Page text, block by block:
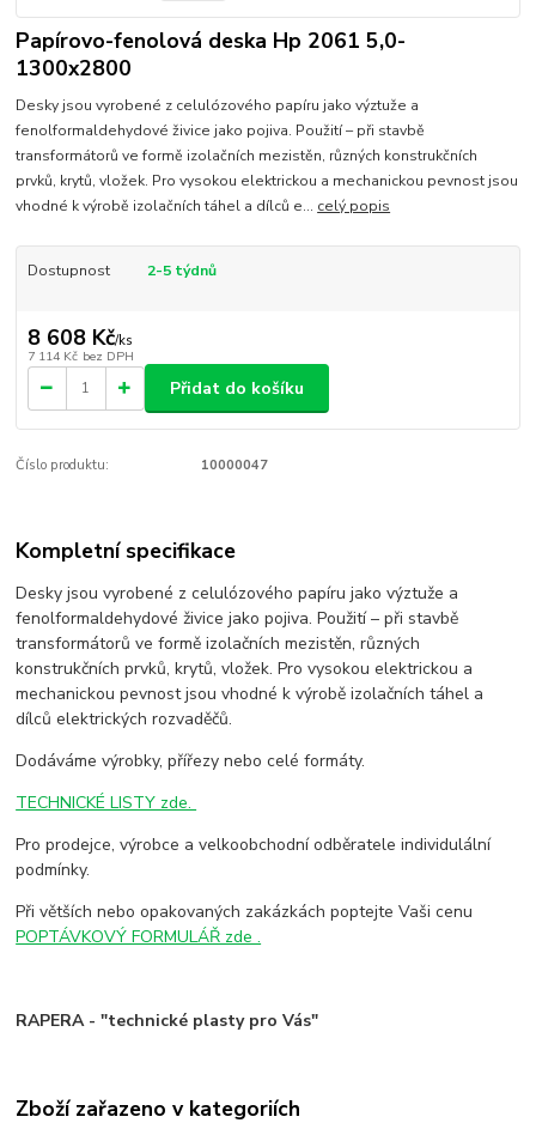
Papírovo-fenolová deska Hp 2061 5,0-
1300x2800
Desky jsou vyrobené z celulózového papíru jako výztuže a
fenolformaldehydové živice jako pojiva. Použití – při stavbě
transformátorů ve formě izolačních mezistěn, různých konstrukčních
prvků, krytů, vložek. Pro vysokou elektrickou a mechanickou pevnost jsou
vhodné k výrobě izolačních táhel a dílců e... celý popis
Dostupnost 2-5 týdnů
8 608 Kč/ks
7 114 Kč bez DPH
Přidat do košíku
Číslo produktu: 10000047
Kompletní specifikace
Desky jsou vyrobené z celulózového papíru jako výztuže a
fenolformaldehydové živice jako pojiva. Použití – při stavbě
transformátorů ve formě izolačních mezistěn, různých
konstrukčních prvků, krytů, vložek. Pro vysokou elektrickou a
mechanickou pevnost jsou vhodné k výrobě izolačních táhel a
dílců elektrických rozvaděčů.
Dodáváme výrobky, přířezy nebo celé formáty.
TECHNICKÉ LISTY zde.
Pro prodejce, výrobce a velkoobchodní odběratele individulální
podmínky.
Při větších nebo opakovaných zakázkách poptejte Vaši cenu
POPTÁVKOVÝ FORMULÁŘ zde .
RAPERA - "technické plasty pro Vás"
Zboží zařazeno v kategoriích